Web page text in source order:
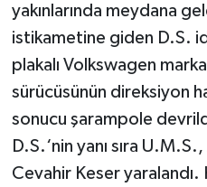
yakınlarında meydana
istikametine giden D.S.
plakalı Volkswagen
sürücüsünün direksiyon
sonucu şarampole
D.S.‘nin yanı sıra
Cevahir Keser yaralandı.